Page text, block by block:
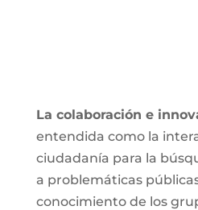
La colaboración e
entendida como la
ciudadanía para la
a problemáticas
conocimiento de los